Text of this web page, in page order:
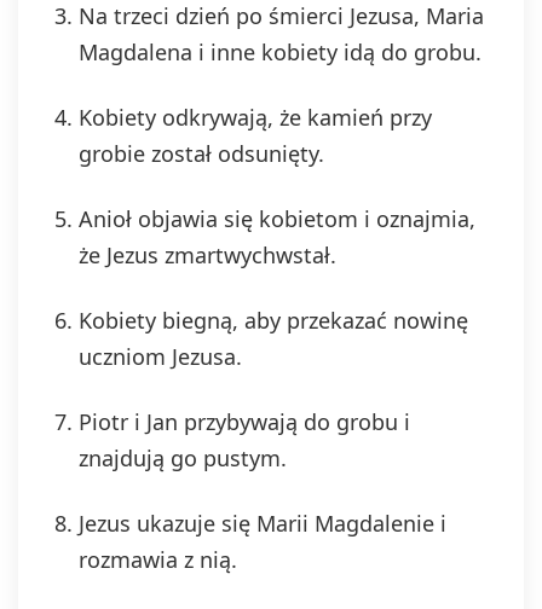
Na trzeci dzień po śmierci Jezusa, Maria
Magdalena i inne kobiety idą do grobu.
Kobiety odkrywają, że kamień przy
grobie został odsunięty.
Anioł objawia się kobietom i oznajmia,
że Jezus zmartwychwstał.
Kobiety biegną, aby przekazać nowinę
uczniom Jezusa.
Piotr i Jan przybywają do grobu i
znajdują go pustym.
Jezus ukazuje się Marii Magdalenie i
rozmawia z nią.